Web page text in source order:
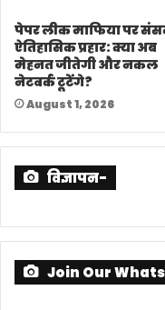
पेपर लीक माफिया पर
ऐतिहासिक प्रहार: क्या अब
मेहनत जीतेगी और नकल
नेटवर्क टूटेंगे?
August 1, 2026
विज्ञापन-
Join Our